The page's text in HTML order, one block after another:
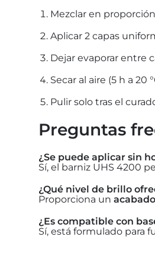
Mezclar en proporción
Aplicar 2 capas
Dejar evaporar entre
Secar al aire (5 h a 20
Pulir solo tras el
Preguntas
¿Se puede aplicar sin
Sí, el barniz UHS 4200
¿Qué nivel de brillo
Proporciona un
¿Es compatible con
Sí, está formulado para